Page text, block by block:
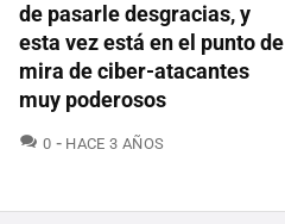
de pasarle desgracias, y
esta vez está en el punto de
mira de ciber-atacantes
muy poderosos
0 COMENTARIOS
HACE 3 AÑOS